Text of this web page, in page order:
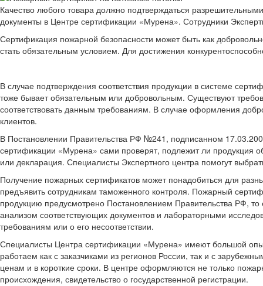
Качество любого товара должно подтверждаться
документы в Центре сертификации «Мурена». Сотрудники
Сертификация пожарной безопасности может быть как
стать обязательным условием. Для достижения
В случае подтверждения соответствия продукции в системе
тоже бывает обязательным или добровольным. Существуют
соответствовать данным требованиям. В случае оформления
клиентов.
В Постановлении Правительства РФ №241, подписанном
сертификации «Мурена» сами проверят, подлежит ли продукция
или декларация. Специалисты Экспертного центра помогут
Получение пожарных сертификатов может понадобиться для
предъявить сотрудникам таможенного контроля. Пожарный
продукцию предусмотрено Постановлением Правительства РФ, то
анализом соответствующих документов и лабораторными
требованиям или о его несоответствии.
Специалисты Центра сертификации «Мурена» имеют большой
работаем как с заказчиками из регионов России, так и с
ценам и в короткие сроки. В центре оформляются не только
происхождения, свидетельство о государственной регистрации.